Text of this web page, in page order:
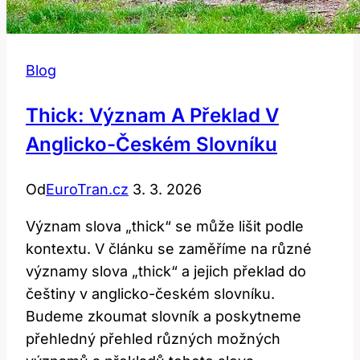
Blog
Thick: Význam A Překlad V
Anglicko-Českém Slovníku
OdEuroTran.cz 3. 3. 2026
Význam slova „thick“ se může lišit podle
kontextu. V článku se zaměříme na různé
významy slova „thick“ a jejich překlad do
češtiny v anglicko-českém slovníku.
Budeme zkoumat slovník a poskytneme
přehledný přehled různých možných